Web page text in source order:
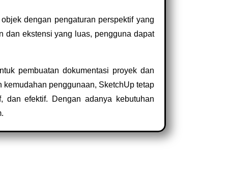
dengan pengaturan perspektif yang
dan ekstensi yang luas, pengguna dapat
pembuatan dokumentasi proyek dan
penggunaan, SketchUp tetap
dan efektif. Dengan adanya kebutuhan